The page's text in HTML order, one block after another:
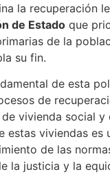
la recuperación
de Estado que
de la
su fin.
de esta
de
vivienda social
estas viviendas es
de las
la justicia y la